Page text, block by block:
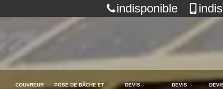
indisponible
COUVREUR
POSE DE BÂCHE ET
DEVIS
DEVIS